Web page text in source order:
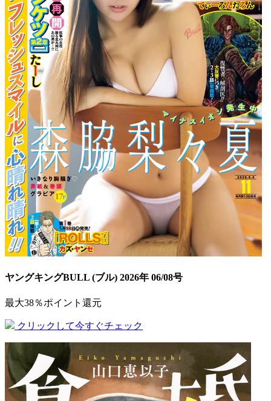
ヤングキングBULL (ブル) 2026年 06/08号
最大38％ポイント還元
クリックして今すぐチェック